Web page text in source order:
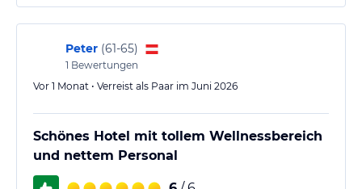
mit ÖBP, Kaiserjet und Wanderbus, gratis mit der
Kurtaxe!
Peter (61-65)
1 Bewertungen
Vor 1 Monat • Verreist als Paar im Juni 2026
Schönes Hotel mit tollem Wellnessbereich
und nettem Personal